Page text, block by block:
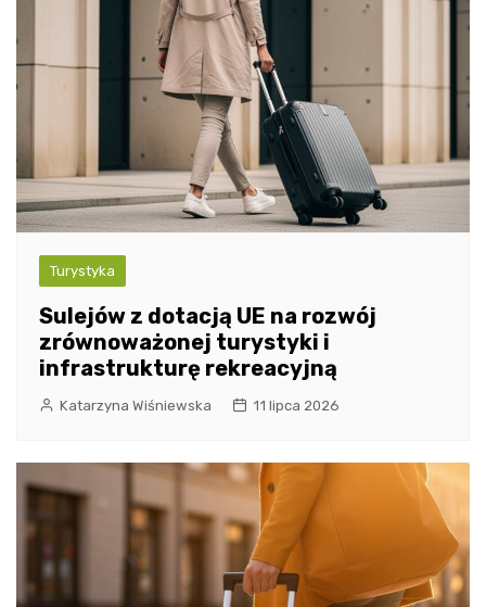
Turystyka
Sulejów z dotacją UE na rozwój
zrównoważonej turystyki i
infrastrukturę rekreacyjną
Katarzyna Wiśniewska 11 lipca 2026